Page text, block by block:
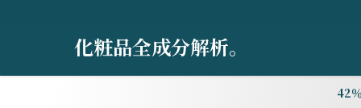
化粧品全成分解析。
42